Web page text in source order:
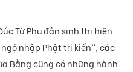
Từ Phụ đản sinh thị hiện
nhập Phật tri kiến", các
Bằng cũng có những hành